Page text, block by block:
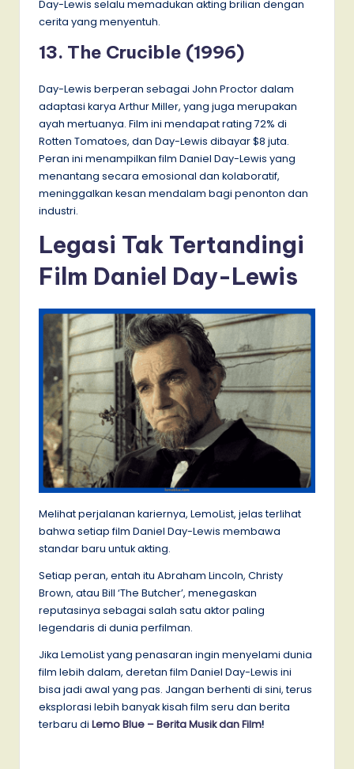
Day-Lewis selalu memadukan akting brilian dengan
cerita yang menyentuh.
13. The Crucible (1996)
Day-Lewis berperan sebagai John Proctor dalam
adaptasi karya Arthur Miller, yang juga merupakan
ayah mertuanya. Film ini mendapat rating 72% di
Rotten Tomatoes, dan Day-Lewis dibayar $8 juta.
Peran ini menampilkan film Daniel Day-Lewis yang
menantang secara emosional dan kolaboratif,
meninggalkan kesan mendalam bagi penonton dan
industri.
Legasi Tak Tertandingi
Film Daniel Day-Lewis
Melihat perjalanan kariernya, LemoList, jelas terlihat
bahwa setiap film Daniel Day-Lewis membawa
standar baru untuk akting.
Setiap peran, entah itu Abraham Lincoln, Christy
Brown, atau Bill ‘The Butcher’, menegaskan
reputasinya sebagai salah satu aktor paling
legendaris di dunia perfilman.
Jika LemoList yang penasaran ingin menyelami dunia
film lebih dalam, deretan film Daniel Day-Lewis ini
bisa jadi awal yang pas. Jangan berhenti di sini, terus
eksplorasi lebih banyak kisah film seru dan berita
terbaru di Lemo Blue – Berita Musik dan Film!